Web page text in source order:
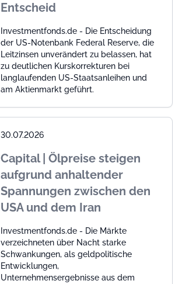
Entscheid
Investmentfonds.de - Die Entscheidung
der US-Notenbank Federal Reserve, die
Leitzinsen unverändert zu belassen, hat
zu deutlichen Kurskorrekturen bei
langlaufenden US-Staatsanleihen und
am Aktienmarkt geführt.
30.07.2026
Capital | Ölpreise steigen
aufgrund anhaltender
Spannungen zwischen den
USA und dem Iran
Investmentfonds.de - Die Märkte
verzeichneten über Nacht starke
Schwankungen, als geldpolitische
Entwicklungen,
Unternehmensergebnisse aus dem